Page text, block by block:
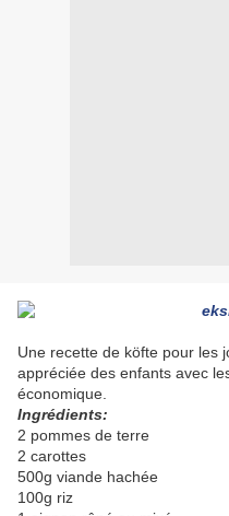
Une recette de köfte pour les
appréciée des enfants avec
économique.
Ingrédients:
2 pommes de terre
2 carottes
500g viande hachée
100g riz